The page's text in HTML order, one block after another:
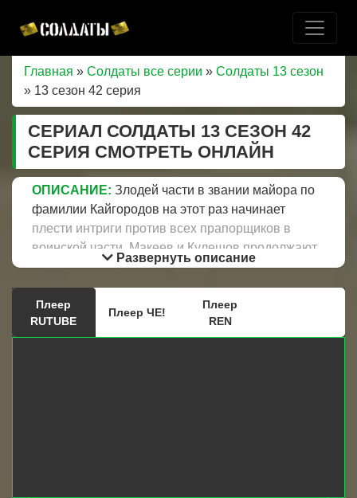
Главная » Солдаты все серии » Солдаты 13 сезон
» 13 сезон 42 серия
СЕРИАЛ СОЛДАТЫ 13 СЕЗОН 42
СЕРИЯ СМОТРЕТЬ ОНЛАЙН
ОПИСАНИЕ: Злодей части в звании майора по
фамилии Кайгородов на этот раз начинает
плести интриги против всех прапорщиков в
воинской части. Макеев и Кулешов продолжают
между собой соревноваться за внимание,
сердце и душу молодой, красивой практикантки,
об этом знают все, поэтому кто-то решил
использовать это для своей выгоды. Кто же этот
Развернуть описание
Плеер
RUTUBE
Плеер ЧЕ!
Плеер
REN